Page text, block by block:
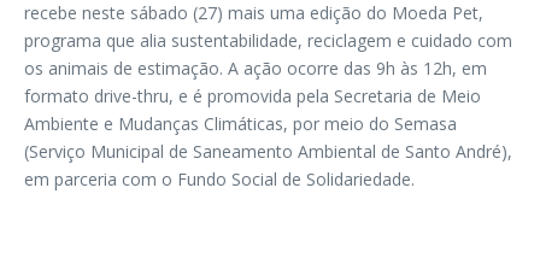
recebe neste sábado (27) mais uma edição do Moeda Pet,
programa que alia sustentabilidade, reciclagem e cuidado com
os animais de estimação. A ação ocorre das 9h às 12h, em
formato drive-thru, e é promovida pela Secretaria de Meio
Ambiente e Mudanças Climáticas, por meio do Semasa
(Serviço Municipal de Saneamento Ambiental de Santo André),
em parceria com o Fundo Social de Solidariedade.